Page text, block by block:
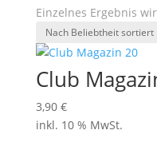
Einzelnes Ergebnis
Club
3,90 €
inkl. 10 % MwSt.